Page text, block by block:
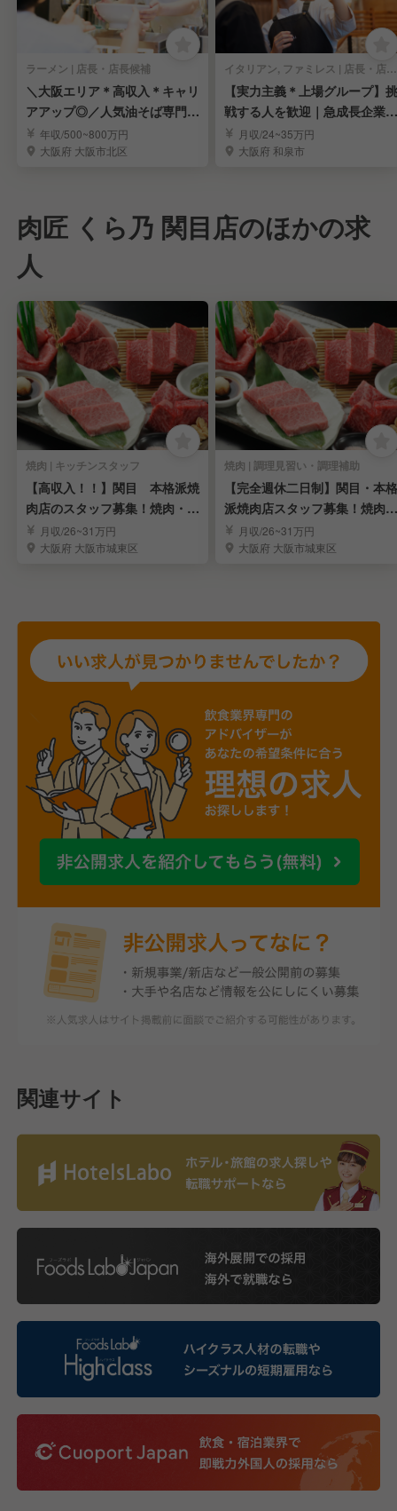
ラーメン | 店長・店長候補
＼大阪エリア＊高収入＊キャリ
アアップ◎／人気油そば専門店
の店長候補を募集！
年収/500~800万円
大阪府 大阪市北区
イタリアン, ファミレス | 店長・店長候補
【実力主義＊上場グループ】挑
戦する人を歓迎｜急成長企業で
キャリアを実現
月収/24~35万円
大阪府 和泉市
肉匠 くら乃 関目店のほかの求
人
焼肉 | キッチンスタッフ
【高収入！！】関目 本格派焼
肉店のスタッフ募集！焼肉・肉
料理店経験者歓迎
月収/26~31万円
大阪府 大阪市城東区
焼肉 | 調理見習い・調理補助
【完全週休二日制】関目・本格
派焼肉店スタッフ募集！焼肉・
肉料理店経験者歓迎
月収/26~31万円
大阪府 大阪市城東区
関連サイト